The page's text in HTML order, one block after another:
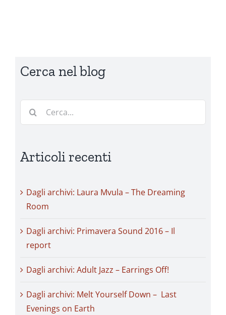
Cerca nel blog
Cerca
Articoli recenti
Dagli archivi: Laura Mvula – The Dreaming
Room
Dagli archivi: Primavera Sound 2016 – Il
report
Dagli archivi: Adult Jazz – Earrings Off!
Dagli archivi: Melt Yourself Down – Last
Evenings on Earth